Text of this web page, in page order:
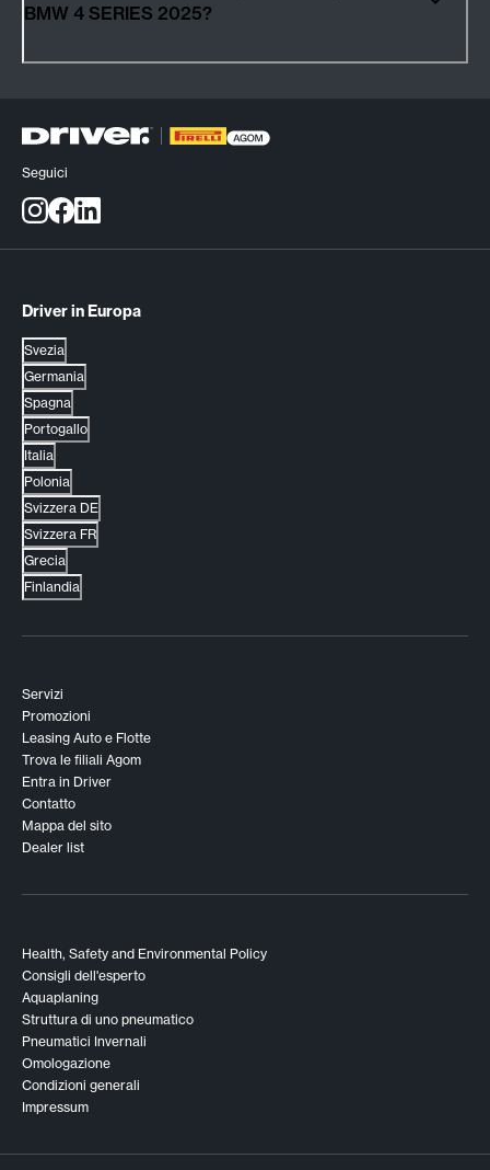
BMW 4 SERIES 2025?
Seguici
Driver in Europa
Svezia
Germania
Spagna
Portogallo
Italia
Polonia
Svizzera DE
Svizzera FR
Grecia
Finlandia
Servizi
Promozioni
Leasing Auto e Flotte
Trova le filiali Agom
Entra in Driver
Contatto
Mappa del sito
Dealer list
Health, Safety and Environmental Policy
Consigli dell'esperto
Aquaplaning
Struttura di uno pneumatico
Pneumatici Invernali
Omologazione
Condizioni generali
Impressum